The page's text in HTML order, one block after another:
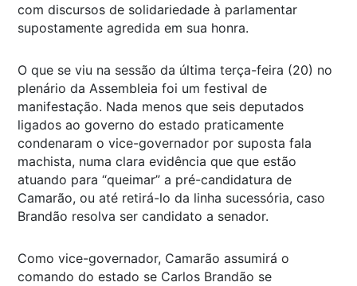
com discursos de solidariedade à parlamentar
supostamente agredida em sua honra.
O que se viu na sessão da última terça-feira (20) no
plenário da Assembleia foi um festival de
manifestação. Nada menos que seis deputados
ligados ao governo do estado praticamente
condenaram o vice-governador por suposta fala
machista, numa clara evidência que que estão
atuando para “queimar” a pré-candidatura de
Camarão, ou até retirá-lo da linha sucessória, caso
Brandão resolva ser candidato a senador.
Como vice-governador, Camarão assumirá o
comando do estado se Carlos Brandão se